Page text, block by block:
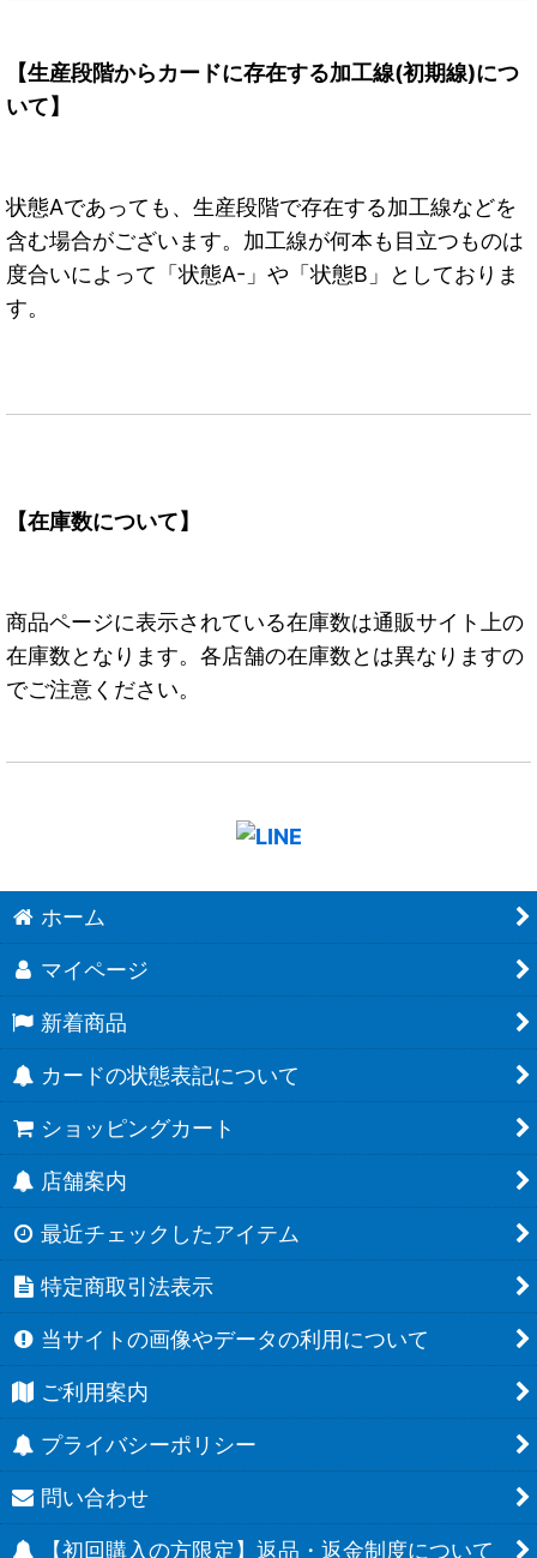
【生産段階からカードに存在する加工線(初期線)につ
いて】
状態Aであっても、生産段階で存在する加工線などを
含む場合がございます。加工線が何本も目立つものは
度合いによって「状態A-」や「状態B」としておりま
す。
【在庫数について】
商品ページに表示されている在庫数は通販サイト上の
在庫数となります。各店舗の在庫数とは異なりますの
でご注意ください。
ホーム
マイページ
新着商品
カードの状態表記について
ショッピングカート
店舗案内
最近チェックしたアイテム
特定商取引法表示
当サイトの画像やデータの利用について
ご利用案内
プライバシーポリシー
問い合わせ
【初回購入の方限定】返品・返金制度について